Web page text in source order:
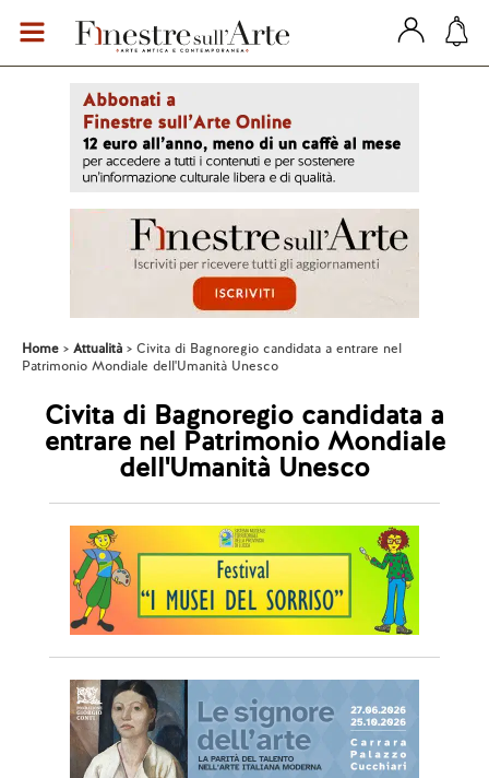
Home Attualità
Civita di Bagnoregio candidata a entrare nel
Patrimonio Mondiale dell'Umanità Unesco
Civita di Bagnoregio candidata a
entrare nel Patrimonio Mondiale
dell'Umanità Unesco